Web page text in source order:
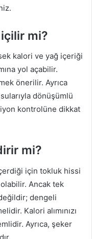
mi?
kalori ve yağ içeriği
yol açabilir.
önerilir. Ayrıca
dönüşümlü
kontrolüne dikkat
mi?
için tokluk hissi
Ancak tek
dengeli
Kalori alımınızı
Ayrıca, şeker